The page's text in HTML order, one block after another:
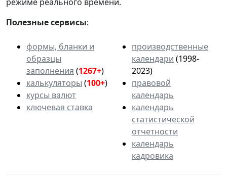
Полезные сервисы:
формы, бланки и
образцы
заполнения (1267+)
калькуляторы (100+)
курсы валют
ключевая ставка
производственные
календари (1998-
2023)
правовой
календарь
календарь
статистической
отчетности
календарь
кадровика